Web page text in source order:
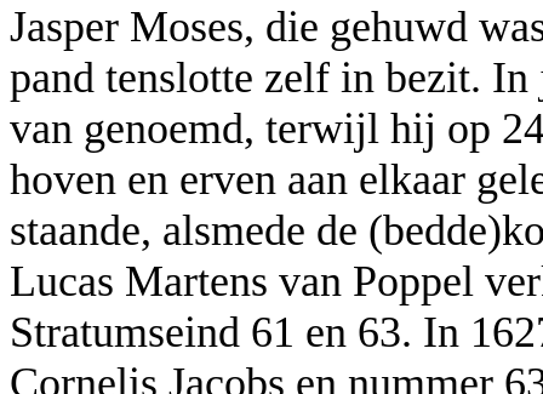
Jasper Moses, die gehuwd
pand tenslotte zelf in bezit.
van genoemd, terwijl hij op
hoven en erven aan elkaar
staande, alsmede de
Lucas Martens van Poppel
Stratumseind 61 en 63. In
Cornelis Jacobs en nummer